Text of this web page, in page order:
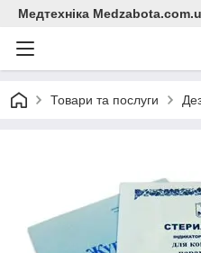
Медтехніка
Товари та послуги